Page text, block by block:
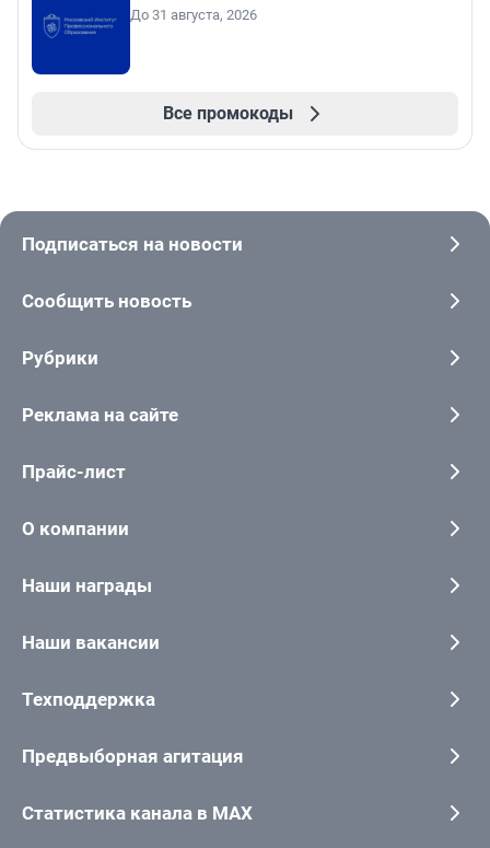
До 31 августа, 2026
Все промокоды
Подписаться на новости
Сообщить новость
Рубрики
Реклама на сайте
Прайс-лист
О компании
Наши награды
Наши вакансии
Техподдержка
Предвыборная агитация
Статистика канала в MAX